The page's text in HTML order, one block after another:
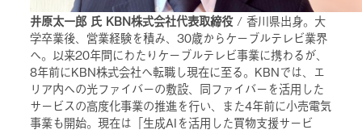
井原太一郎 氏 KBN株式会社代表取締役/ 香川県出身。大
学卒業後、営業経験を積み、30歳からケーブルテレビ業界
へ。以来20年間にわたりケーブルテレビ事業に携わるが、
8年前にKBN株式会社へ転職し現在に至る。KBNでは、エ
リア内への光ファイバーの敷設、同ファイバーを活用した
サービスの高度化事業の推進を行い、また4年前に小売電気
事業も開始。現在は「生成AIを活用した買物支援サービ